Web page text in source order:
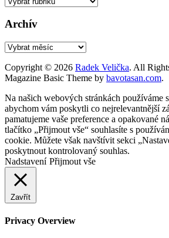
Archív
Archív
Copyright © 2026 Radek Velička. All
Magazine Basic Theme by bavotasan.com.
Na našich webových stránkách používáme
abychom vám poskytli co nejrelevantnější
pamatujeme vaše preference a opakované
tlačítko „Přijmout vše“ souhlasíte s
cookie. Můžete však navštívit sekci
poskytnout kontrolovaný souhlas.
Nadstavení Přijmout vše
Zavřít
Privacy Overview